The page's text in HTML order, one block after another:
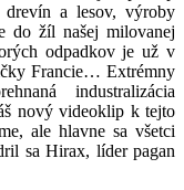
drevín a lesov, výroby
do žíl našej milovanej
odpadkov je už v
Francie… Extrémny
industralizácia
nový videoklip k tejto
ale hlavne sa všetci
sa Hirax, líder pagan